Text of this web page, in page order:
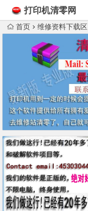
打印机清零网
首页 维修资料下载区